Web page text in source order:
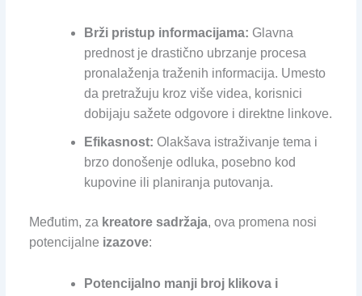
Brži pristup informacijama: Glavna
prednost je drastično ubrzanje procesa
pronalaženja traženih informacija. Umesto
da pretražuju kroz više videa, korisnici
dobijaju sažete odgovore i direktne linkove.
Efikasnost: Olakšava istraživanje tema i
brzo donošenje odluka, posebno kod
kupovine ili planiranja putovanja.
Međutim, za kreatore sadržaja, ova promena nosi
potencijalne izazove:
Potencijalno manji broj klikova i